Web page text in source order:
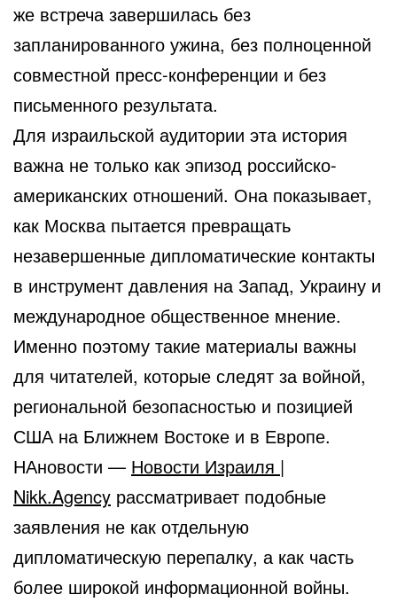
же встреча завершилась без
запланированного ужина, без полноценной
совместной пресс-конференции и без
письменного результата.
Для израильской аудитории эта история
важна не только как эпизод российско-
американских отношений. Она показывает,
как Москва пытается превращать
незавершенные дипломатические контакты
в инструмент давления на Запад, Украину и
международное общественное мнение.
Именно поэтому такие материалы важны
для читателей, которые следят за войной,
региональной безопасностью и позицией
США на Ближнем Востоке и в Европе.
НАновости — Новости Израиля |
Nikk.Agency рассматривает подобные
заявления не как отдельную
дипломатическую перепалку, а как часть
более широкой информационной войны.